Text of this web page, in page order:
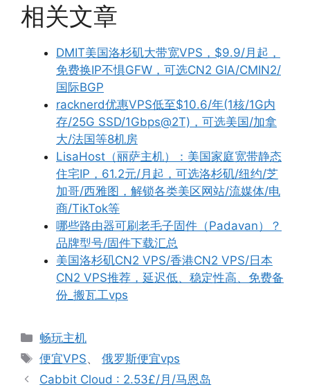
相关文章
DMIT美国洛杉矶大带宽VPS，$9.9/月起，
免费换IP不惧GFW，可选CN2 GIA/CMIN2/
国际BGP
racknerd优惠VPS低至$10.6/年(1核/1G内
存/25G SSD/1Gbps@2T)，可选美国/加拿
大/法国等8机房
LisaHost（丽萨主机）：美国家庭宽带静态
住宅IP，61.2元/月起，可选洛杉矶/纽约/芝
加哥/西雅图，解锁各类美区网站/流媒体/电
商/TikTok等
哪些路由器可刷老毛子固件（Padavan）？
品牌型号/固件下载汇总
美国洛杉矶CN2 VPS/香港CN2 VPS/日本
CN2 VPS推荐，延迟低、稳定性高、免费备
份_搬瓦工vps
分
类
畅玩主机
标
签
便宜VPS、俄罗斯便宜vps
Cabbit Cloud : 2.53£/月/马恩岛